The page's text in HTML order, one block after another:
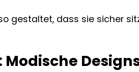
gestaltet, dass sie sicher